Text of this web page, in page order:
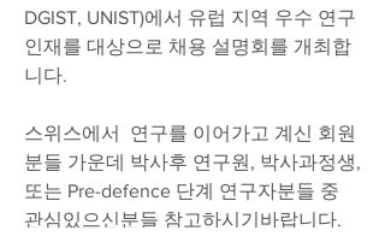
DGIST, UNIST)에서 유럽 지역 우수 연구
인재를 대상으로 채용 설명회를 개최합
니다.
스위스에서  연구를 이어가고 계신 회원
분들 가운데 박사후 연구원, 박사과정생,
또는 Pre-defence 단계 연구자분들 중
관심있으신분들 참고하시기바랍니다.